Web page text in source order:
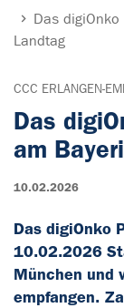
Das
Landtag
CCC ERLANGEN-
Das
am
10.02.2026
Das digiOnko
10.02.2026
München und
empfangen.